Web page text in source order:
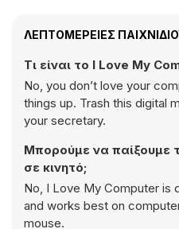
ΛΕΠΤΟΜΈΡΕΙΕΣ
Τι είναι το I Love My
No, you don’t love your
things up. Trash this digital
your secretary.
Μπορούμε να παίξουμε
σε κινητό;
No, I Love My Computer is
and works best on
mouse.